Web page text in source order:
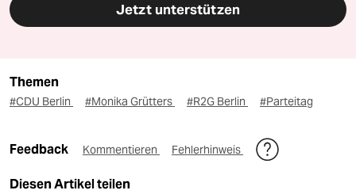
Jetzt unterstützen
Themen
#CDU Berlin #Monika Grütters #R2G Berlin #Parteitag
Feedback Kommentieren Fehlerhinweis
Diesen Artikel teilen